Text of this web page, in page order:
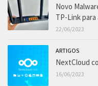
Novo
TP-Link
22/06/2023
ARTIGOS
NextCloud
16/06/2023